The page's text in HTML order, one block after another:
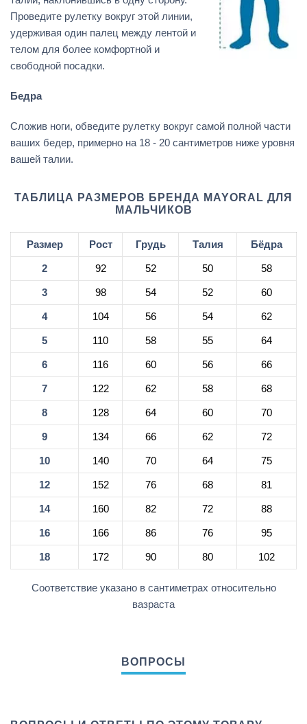
Проведите рулетку вокруг этой линии,
удерживая один палец между лентой и
телом для более комфортной и
свободной посадки.
Бедра
Сложив ноги, обведите рулетку вокруг самой полной части
ваших бедер, примерно на 18 - 20 сантиметров ниже уровня
вашей талии.
ТАБЛИЦА РАЗМЕРОВ БРЕНДА MAYORAL ДЛЯ
МАЛЬЧИКОВ
Размер Рост Грудь Талия Бёдра
2 92 52 50 58
3 98 54 52 60
4 104 56 54 62
5 110 58 55 64
6 116 60 56 66
7 122 62 58 68
8 128 64 60 70
9 134 66 62 72
10 140 70 64 75
12 152 76 68 81
14 160 82 72 88
16 166 86 76 95
18 172 90 80 102
Соответствие указано в сантиметрах относительно
вазраста